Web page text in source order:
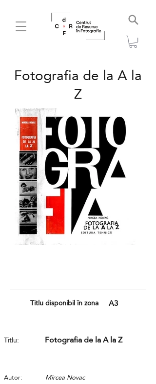
Fotografia de la A la
Z
Titlu disponibil în zona A3
Titlu: Fotografia de la A la Z
Autor: Mircea Novac